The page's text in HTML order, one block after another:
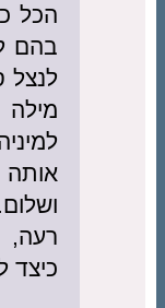
הכל
בהם
לנצל
מילה
רעה,